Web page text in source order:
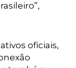
oficiais,